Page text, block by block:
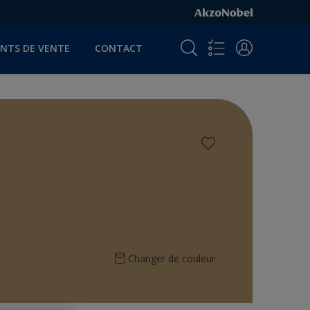
DE VENTE CONTACT
Changer de couleur